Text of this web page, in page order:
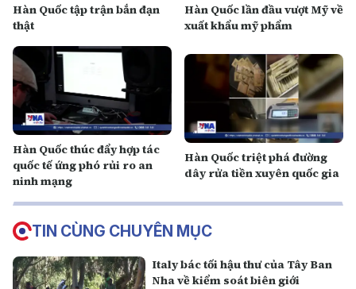
Hàn Quốc tập trận bắn đạn
thật
Hàn Quốc lần đầu vượt Mỹ về
xuất khẩu mỹ phẩm
Hàn Quốc thúc đẩy hợp tác
quốc tế ứng phó rủi ro an
ninh mạng
Hàn Quốc triệt phá đường
dây rửa tiền xuyên quốc gia
TIN CÙNG CHUYÊN MỤC
Italy bác tối hậu thư của Tây Ban
Nha về kiểm soát biên giới